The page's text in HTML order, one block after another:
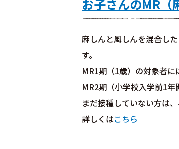
お子さんのMR（
麻しんと風しんを混合し
す。
MR1期（1歳）の対象者に
MR2期（小学校入学前1
まだ接種していない方は、
詳しくはこちら